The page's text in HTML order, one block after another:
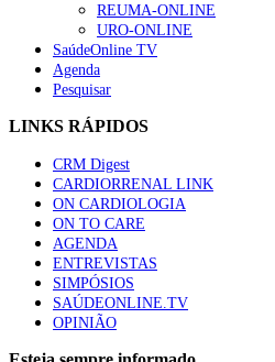
REUMA-ONLINE
URO-ONLINE
SaúdeOnline TV
Agenda
Pesquisar
LINKS RÁPIDOS
CRM Digest
CARDIORRENAL LINK
ON CARDIOLOGIA
ON TO CARE
AGENDA
ENTREVISTAS
SIMPÓSIOS
SAÚDEONLINE.TV
OPINIÃO